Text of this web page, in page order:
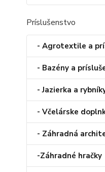
Príslušenstvo
- Agrotextile a
- Bazény a
- Jazierka a
- Včelárske
- Záhradná
-Záhradné hračky